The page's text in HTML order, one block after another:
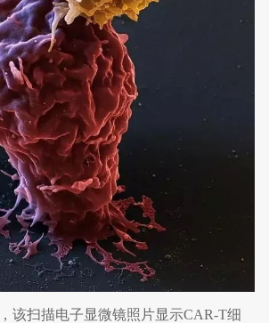
该扫描电子显微镜照片显示CAR-T细